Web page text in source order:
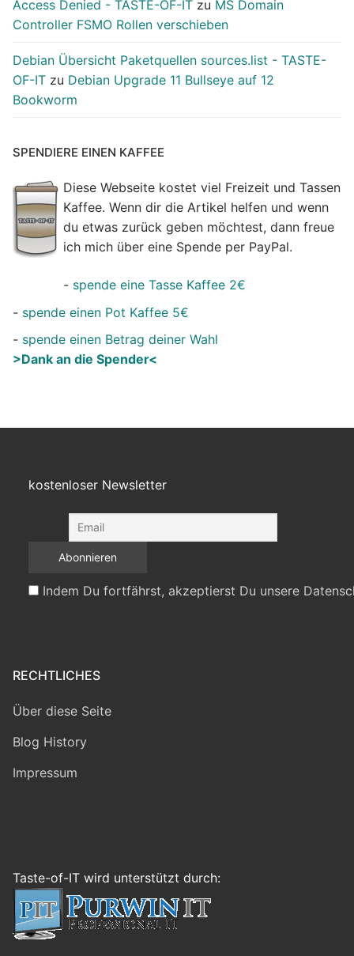
Access Denied - TASTE-OF-IT zu MS Domain
Controller FSMO Rollen verschieben
Debian Übersicht Paketquellen sources.list - TASTE-
OF-IT zu Debian Upgrade 11 Bullseye auf 12
Bookworm
SPENDIERE EINEN KAFFEE
Diese Webseite kostet viel Freizeit und Tassen
Kaffee. Wenn dir die Artikel helfen und wenn
du etwas zurück geben möchtest, dann freue
ich mich über eine Spende per PayPal.
- spende eine Tasse Kaffee 2€
- spende einen Pot Kaffee 5€
- spende einen Betrag deiner Wahl
>Dank an die Spender<
kostenloser Newsletter
Indem Du fortfährst, akzeptierst Du unsere
RECHTLICHES
Über diese Seite
Blog History
Impressum
Taste-of-IT wird unterstützt durch: